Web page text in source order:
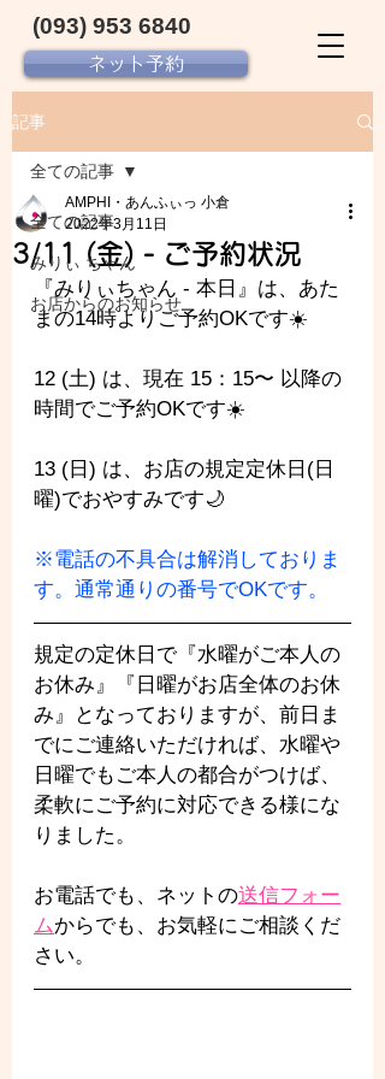
ネット予約
(093) 953 6840‬
記事
全ての記事
みりぃ ちゃん
お店からのお知らせ
全ての記事
3/11 (金) - ご予約状況
AMPHI・あんふぃっ 小倉
2022年3月11日
『みりぃちゃん - 本日』は、あた
まの14時よりご予約OKです☀️
12 (土) は、現在 15：15〜 以降の
時間でご予約OKです☀️
13 (日) は、お店の規定定休日(日
曜)でおやすみです🌙
※電話の不具合は解消しておりま
す。通常通りの番号でOKです。
規定の定休日で『水曜がご本人の
お休み』『日曜がお店全体のお休
み』となっておりますが、前日ま
でにご連絡いただければ、水曜や
日曜でもご本人の都合がつけば、
柔軟にご予約に対応できる様にな
りました。
お電話でも、ネットの送信フォー
ムからでも、お気軽にご相談くだ
さい。